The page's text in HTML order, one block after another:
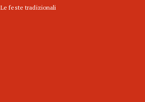
Le feste tradizionali